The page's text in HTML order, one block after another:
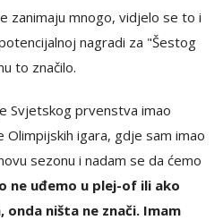
zanimaju mnogo, vidjelo se to i
nagradi za "Šestog
to značilo.
Svjetskog prvenstva imao
Olimpijskih igara, gdje sam imao
sezonu i nadam se da ćemo
ne uđemo u plej-of ili ako
onda ništa ne znači. Imam